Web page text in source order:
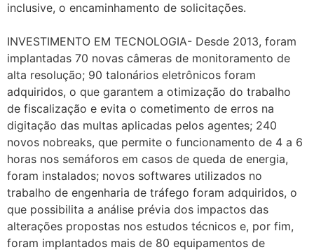
inclusive, o encaminhamento de solicitações.
INVESTIMENTO EM TECNOLOGIA- Desde 2013, foram
implantadas 70 novas câmeras de monitoramento de
alta resolução; 90 talonários eletrônicos foram
adquiridos, o que garantem a otimização do trabalho
de fiscalização e evita o cometimento de erros na
digitação das multas aplicadas pelos agentes; 240
novos nobreaks, que permite o funcionamento de 4 a 6
horas nos semáforos em casos de queda de energia,
foram instalados; novos softwares utilizados no
trabalho de engenharia de tráfego foram adquiridos, o
que possibilita a análise prévia dos impactos das
alterações propostas nos estudos técnicos e, por fim,
foram implantados mais de 80 equipamentos de